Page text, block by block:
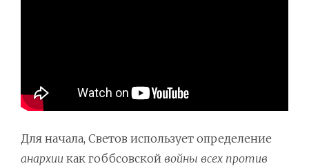
Для начала, Светов использует определение
анархии как гоббсовской войны всех против